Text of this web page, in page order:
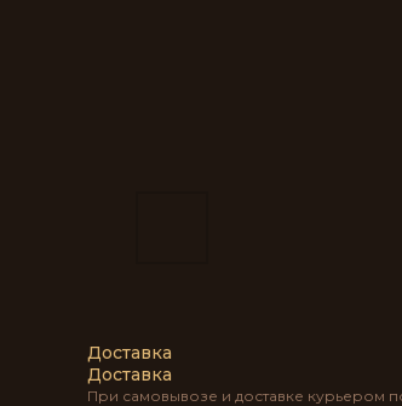
Доставка
Доставка
При самовывозе и доставке курьером